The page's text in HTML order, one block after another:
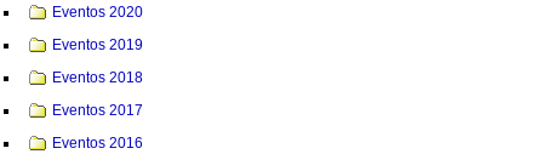
Eventos 2020
Eventos 2019
Eventos 2018
Eventos 2017
Eventos 2016